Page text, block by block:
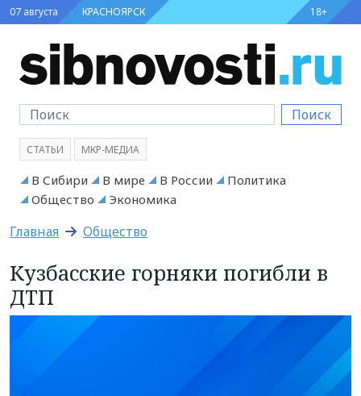
07 августа КРАСНОЯРСК 18+
Поиск
СТАТЬИ МКР-МЕДИА
В Сибири В мире В России
Политика
Общество
Экономика
Главная Общество
Кузбасские горняки погибли в
ДТП